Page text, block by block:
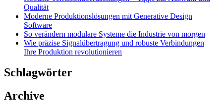
Qualität
Moderne Produktionslösungen mit Generative Design
Software
So verändern modulare Systeme die Industrie von morgen
Wie präzise Signalübertragung und robuste Verbindungen
Ihre Produktion revolutionieren
Schlagwörter
Archive